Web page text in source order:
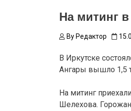
На митинг
By Редактор
В Иркутске
Ангары вышло 1,5
На митинг
Шелехова.